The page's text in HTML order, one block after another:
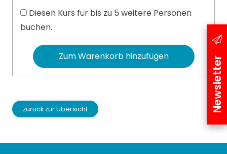
Newsletter
Diesen Kurs für bis zu 5 weitere Personen
buchen.
Zum Warenkorb hinzufügen
zurück zur Übersicht